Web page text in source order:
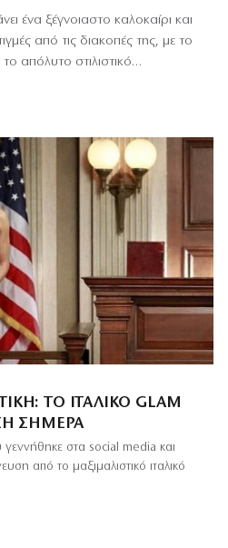
ένα ξέγνοιαστο καλοκαίρι και
από τις διακοπές της, με το
απόλυτο στιλιστικό…
ΤΟ ΙΤΑΛΙΚΌ GLAM
ΣΉΜΕΡΑ
στα social media και
από το μαξιμαλιστικό ιταλικό